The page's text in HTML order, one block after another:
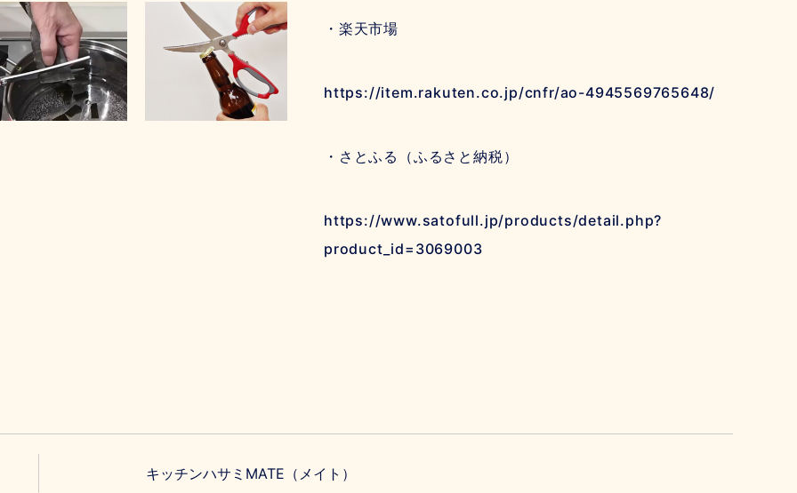
・楽天市場
https://item.rakuten.co.jp/cnfr/ao-4945569765648/
・さとふる（ふるさと納税）
https://www.satofull.jp/products/detail.php?
product_id=3069003
キッチンハサミMATE（メイト）